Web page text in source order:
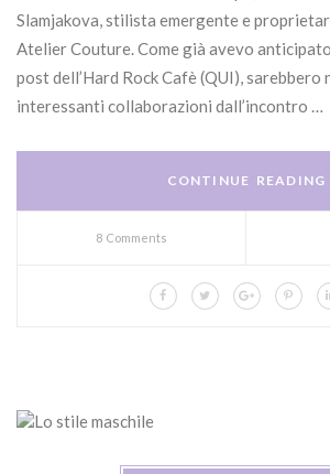
Slamjakova, stilista emergente e
Atelier Couture. Come già avevo
post dell’Hard Rock Cafè (QUI), sarebbero
interessanti collaborazioni dall’incontro …
CONTINUE READING
8 Comments